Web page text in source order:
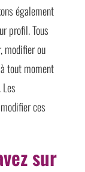
également
profil. Tous
modifier ou
tout moment
ces
sur